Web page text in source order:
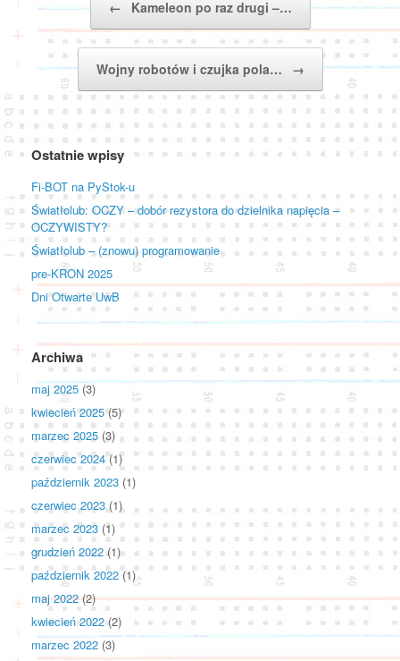
← Kameleon po raz drugi –…
Wojny robotów i czujka pola… →
Ostatnie wpisy
Fi-BOT na PyStok-u
Światłolub: OCZY – dobór rezystora do dzielnika napięcia –
OCZYWISTY?
Światłolub – (znowu) programowanie
pre-KRON 2025
Dni Otwarte UwB
Archiwa
maj 2025(3)
kwiecień 2025(5)
marzec 2025 (3)
czerwiec 2024(1)
październik 2023 (1)
czerwiec 2023(1)
marzec 2023 (1)
grudzień 2022(1)
październik 2022(1)
maj 2022(2)
kwiecień 2022(2)
marzec 2022 (3)